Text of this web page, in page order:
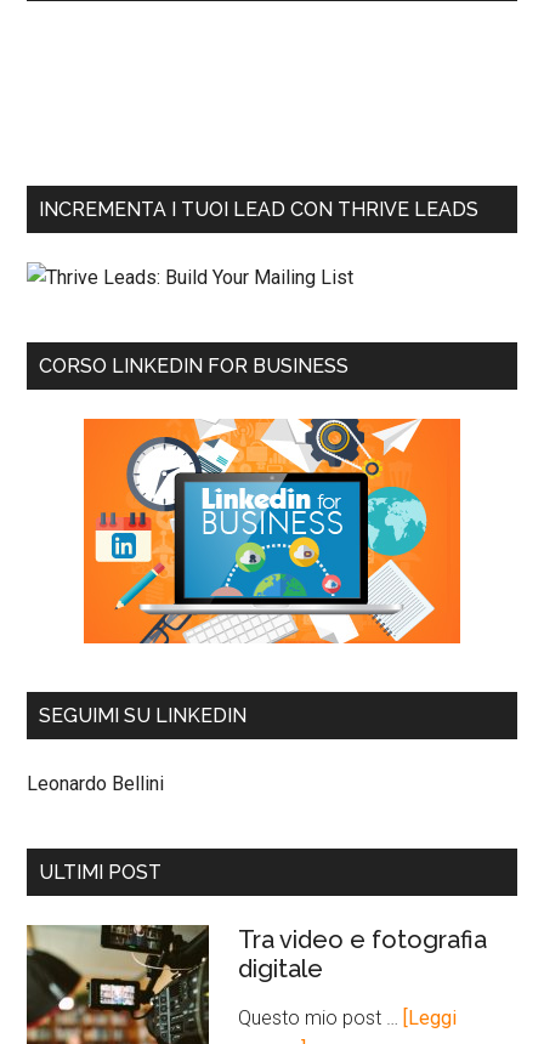
INCREMENTA I TUOI LEAD CON THRIVE LEADS
CORSO LINKEDIN FOR BUSINESS
SEGUIMI SU LINKEDIN
Leonardo Bellini
ULTIMI POST
Tra video e fotografia
digitale
Questo mio post … [Leggi